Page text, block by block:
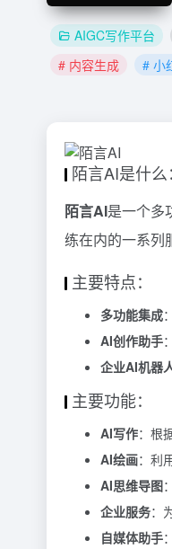
AIGC写作平台
# 内容生成
# 小
陌言AI是什么：
陌言AI是一个多
练在内的一系列
主要特点：
多功能集成
AI创作助手
企业AI机器
主要功能：
AI写作：根
AI绘画：利
AI思维导图
企业服务：
自媒体助手